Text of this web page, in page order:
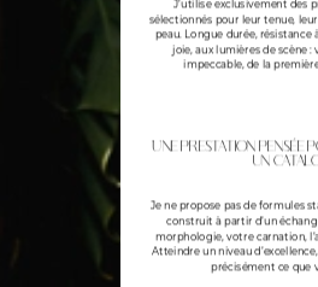
J’utilise exclusivement des
sélectionnés pour leur tenue,
peau. Longue durée, résistance
joie, aux lumières de scène
impeccable, de la
Une prestation pensée
un
Je ne propose pas de formules
construit à partir d’un
morphologie, votre carnation,
Atteindre un niveau
précisément ce que